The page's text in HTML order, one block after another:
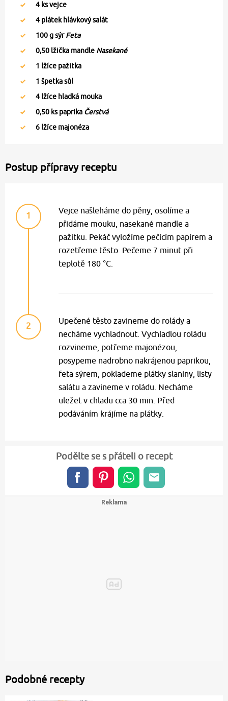
4 ks vejce
4 plátek hlávkový salát
100g sýrFeta
0,50 lžička mandle Nasekané
1 lžíce pažitka
1 špetka sůl
4 lžíce hladká mouka
0,50 ks paprika Čerstvá
6 lžíce majonéza
Postup přípravy receptu
1
Vejce našleháme do pěny, osolíme a
přidáme mouku, nasekané mandle a
pažitku. Pekáč vyložíme pečícím papírem a
rozetřeme těsto. Pečeme 7 minut při
teplotě 180 °C.
2
Upečené těsto zavineme do rolády a
necháme vychladnout. Vychladlou roládu
rozvineme, potřeme majonézou,
posypeme nadrobno nakrájenou paprikou,
feta sýrem, poklademe plátky slaniny, listy
salátu a zavineme v roládu. Necháme
uležet v chladu cca 30 min. Před
podáváním krájíme na plátky.
Podělte se s přáteli o recept
Podobné recepty